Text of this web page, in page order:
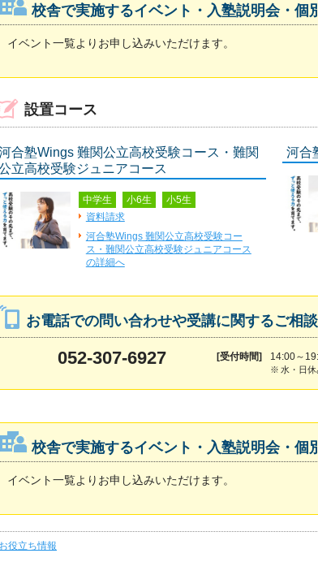
校舎で実施するイベント・入塾説明会・個
イベント一覧よりお申し込みいただけます。
設置コース
合塾Wings 難関公立高校受験コース・難関
立高校受験ジュニアコース
中学生 小6生
小5生
資料請求
河合塾Wings 難関公立高校受験コー
ス・難関公立高校受験ジュニアコース
の詳細へ
河合
お電話での問い合わせや受講に関するご相
052-307-6927 [受付時間] 14:00～
※ 水・日休
校舎で実施するイベント・入塾説明会・個
イベント一覧よりお申し込みいただけます。
お役立ち情報